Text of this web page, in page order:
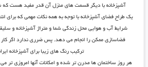
آشپزخانه با دیگر قسمت های منزل آن قدر مفید هست که
یک طراح فضای آشپزخانه با توجه به همه نکات مهمی که برای
شرایط آب و هوایی محل زندگی شما و متراژ آشپزخانه و
فضاسازی ممکن را انجام می دهد. پس ضرری ندارد اگر کار
ترکیب رنگ های زیبا برای آشپزخانه
هر روز ساختمان ها مدرن تر شده و امکانات آنها امروزی تر